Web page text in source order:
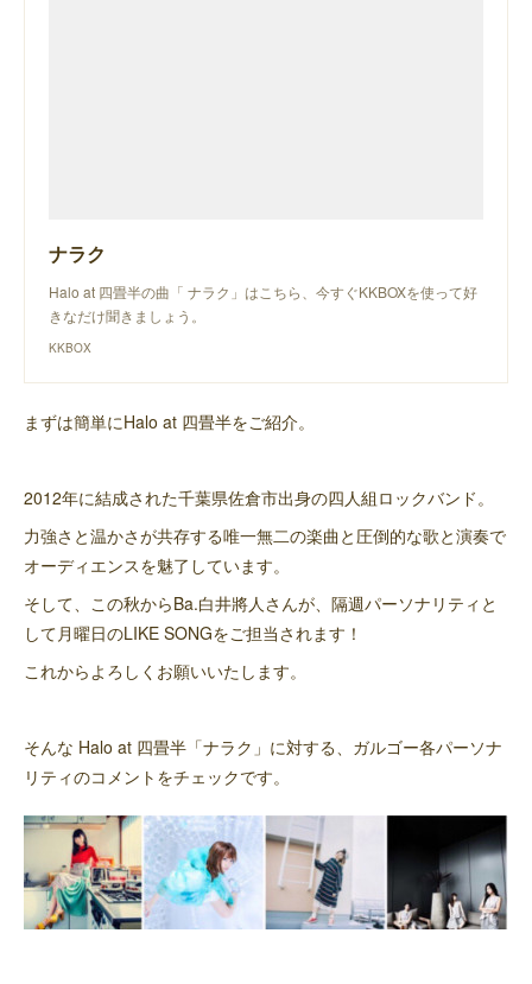
ナラク
Halo at 四畳半の曲「 ナラク」はこちら、今すぐKKBOXを使って好
きなだけ聞きましょう。
KKBOX
まずは簡単にHalo at 四畳半をご紹介。
2012年に結成された千葉県佐倉市出身の四人組ロックバンド。
力強さと温かさが共存する唯一無二の楽曲と圧倒的な歌と演奏で
オーディエンスを魅了しています。
そして、この秋からBa.白井將人さんが、隔週パーソナリティと
して月曜日のLIKE SONGをご担当されます！
これからよろしくお願いいたします。
そんな Halo at 四畳半「ナラク」に対する、ガルゴー各パーソナ
リティのコメントをチェックです。